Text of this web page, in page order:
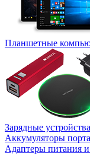
Планшетные
Зарядные устройства
Аккумуляторы
Адаптеры питания и